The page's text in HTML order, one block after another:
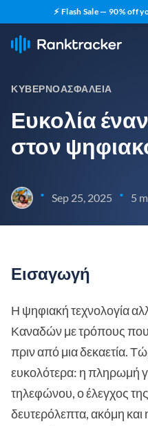
⚡ Flash Sale — 90% off
ΚΥΒΕΡΝΟΑΣΦΆΛΕΙΑ
Ευκολία
στον
• Sep 25, 2025 • 5
Εισαγωγή
Η ψηφιακή τεχνολογία
Καναδών με τρόπους που
πριν από μια δεκαετία.
ευκολότερα: η πληρωμή
τηλεφώνου, ο έλεγχος
δευτερόλεπτα, ακόμη και